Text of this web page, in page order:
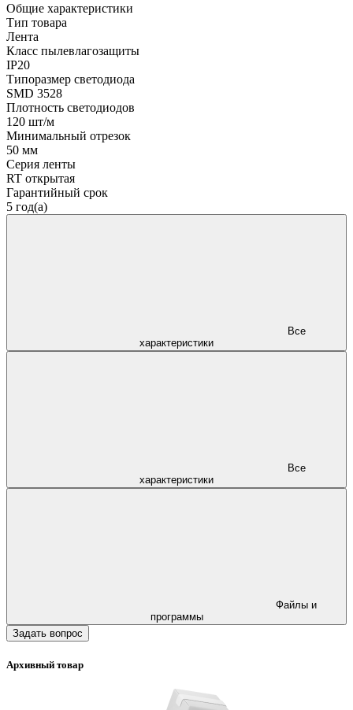
Общие характеристики
Тип товара
Лента
Класс пылевлагозащиты
IP20
Типоразмер светодиода
SMD 3528
Плотность светодиодов
120 шт/м
Минимальный отрезок
50 мм
Серия ленты
RT открытая
Гарантийный срок
5 год(а)
характеристики
характеристики
программы
Задать вопрос
Архивный товар